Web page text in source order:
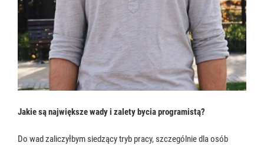
Jakie są największe wady i zalety bycia programistą?
Do wad zaliczyłbym siedzący tryb pracy, szczególnie dla osób